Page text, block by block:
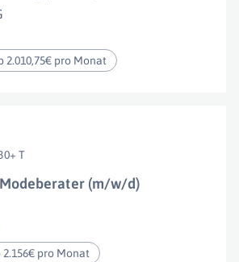
2.010,75€ pro Monat
T
(m/w/d)
2.156€ pro Monat